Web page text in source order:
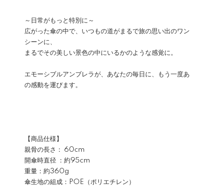
～日常がもっと特別に～
広がった傘の中で、いつもの道がまるで旅の思い出のワン
シーンに、
まるでその美しい景色の中にいるかのような感覚に。
エモーシブルアンブレラが、あなたの毎日に、もう一度あ
の感動を運びます。
【商品仕様】
親骨の長さ： 60cm
開傘時直径 ：約95cm
重量：約360g
傘生地の組成：POE（ポリエチレン）